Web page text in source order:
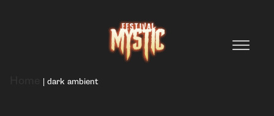
| dark ambient